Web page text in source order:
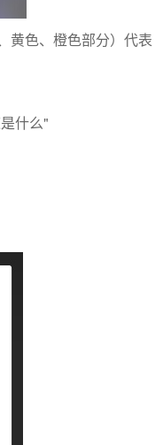
黄色、橙色部分）代表
什么"